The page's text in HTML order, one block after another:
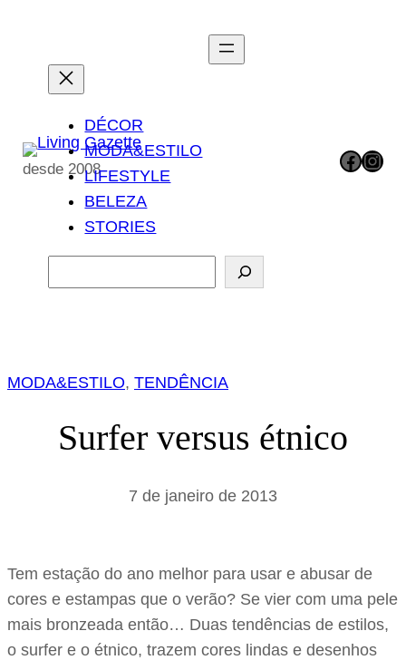
conteúdo
desde 2008
DÉCOR
MODA&ESTILO
LIFESTYLE
BELEZA
STORIES
e
i
Facebook Instagram
MODA&ESTILO, TENDÊNCIA
Surfer versus étnico
7 de janeiro de 2013
Tem estação do ano melhor para usar e abusar de
cores e estampas que o verão? Se vier com uma pele
mais bronzeada então… Duas tendências de estilos,
o surfer e o étnico, trazem cores lindas e desenhos